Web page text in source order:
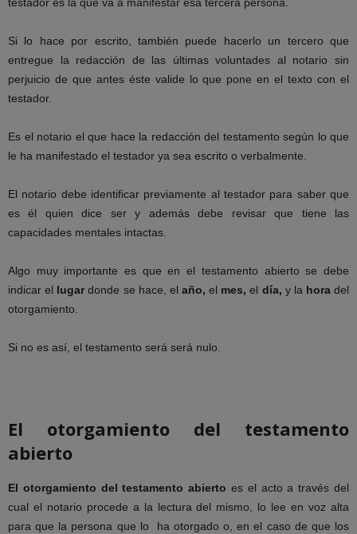
testador es la que va a manifestar esa tercera persona.
Si lo hace por escrito, también puede hacerlo un tercero que
entregue la redacción de las últimas voluntades al notario sin
perjuicio de que antes éste valide lo que pone en el texto con el
testador.
Es el notario el que hace la redacción del testamento según lo que
le ha manifestado el testador ya sea escrito o verbalmente.
El notario debe identificar previamente al testador para saber que
es él quien dice ser y además debe revisar que tiene las
capacidades mentales intactas.
Algo muy importante es que en el testamento abierto se debe
indicar el lugar donde se hace, el año, el mes, el día, y la horadel
otorgamiento.
Si no es así, el testamento será será nulo.
El otorgamiento del testamento
abierto
El otorgamiento del testamento abierto es el acto a través del
cual el notario procede a la lectura del mismo, lo lee en voz alta
para que la persona que lo ha otorgado o, en el caso de que los